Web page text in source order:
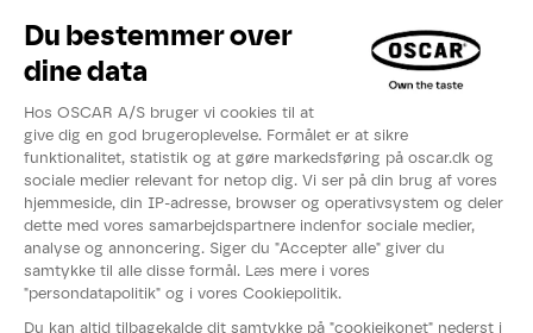
Inspirationer
Videoer
Kataloger
Om OSCAR®
Nyheder
Events
Fødevarestyrelsens smiley-rapport
Whistleblowerordning